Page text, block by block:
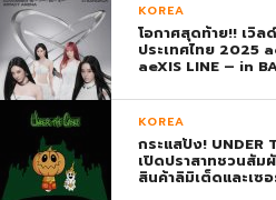
KOREA
โอกาศสุดท้าย!! เวิล
ประเทศไทย 2025
aeXIS LINE – in
KOREA
กระแสปัง! UNDER
เปิดปราสาทชวนสัม
สินค้าลิมิเต็ดและเซ